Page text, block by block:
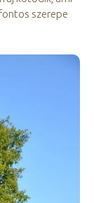
szerepe